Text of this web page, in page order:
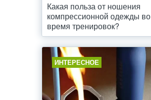
Какая польза от ношения
компрессионной одежды во
время тренировок?
ИНТЕРЕСНОЕ